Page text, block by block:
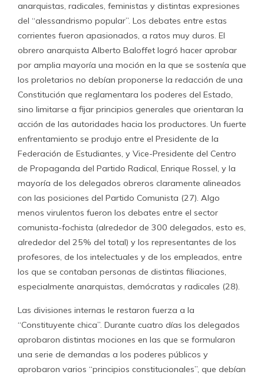
anarquistas, radicales, feministas y distintas expresiones
del “alessandrismo popular”. Los debates entre estas
corrientes fueron apasionados, a ratos muy duros. El
obrero anarquista Alberto Baloffet logró hacer aprobar
por amplia mayoría una moción en la que se sostenía que
los proletarios no debían proponerse la redacción de una
Constitución que reglamentara los poderes del Estado,
sino limitarse a fijar principios generales que orientaran la
acción de las autoridades hacia los productores. Un fuerte
enfrentamiento se produjo entre el Presidente de la
Federación de Estudiantes, y Vice-Presidente del Centro
de Propaganda del Partido Radical, Enrique Rossel, y la
mayoría de los delegados obreros claramente alineados
con las posiciones del Partido Comunista (27). Algo
menos virulentos fueron los debates entre el sector
comunista-fochista (alrededor de 300 delegados, esto es,
alrededor del 25% del total) y los representantes de los
profesores, de los intelectuales y de los empleados, entre
los que se contaban personas de distintas filiaciones,
especialmente anarquistas, demócratas y radicales (28).
Las divisiones internas le restaron fuerza a la
“Constituyente chica”. Durante cuatro días los delegados
aprobaron distintas mociones en las que se formularon
una serie de demandas a los poderes públicos y
aprobaron varios “principios constitucionales”, que debían